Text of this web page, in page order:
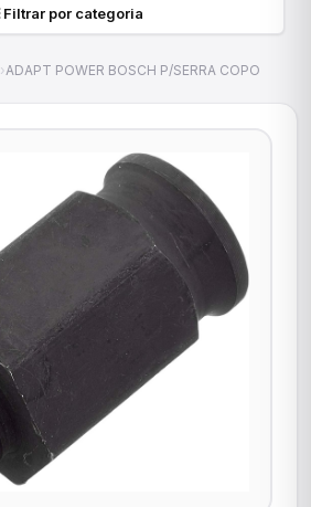
Filtrar por categoria
›ADAPT POWER BOSCH P/SERRA COPO